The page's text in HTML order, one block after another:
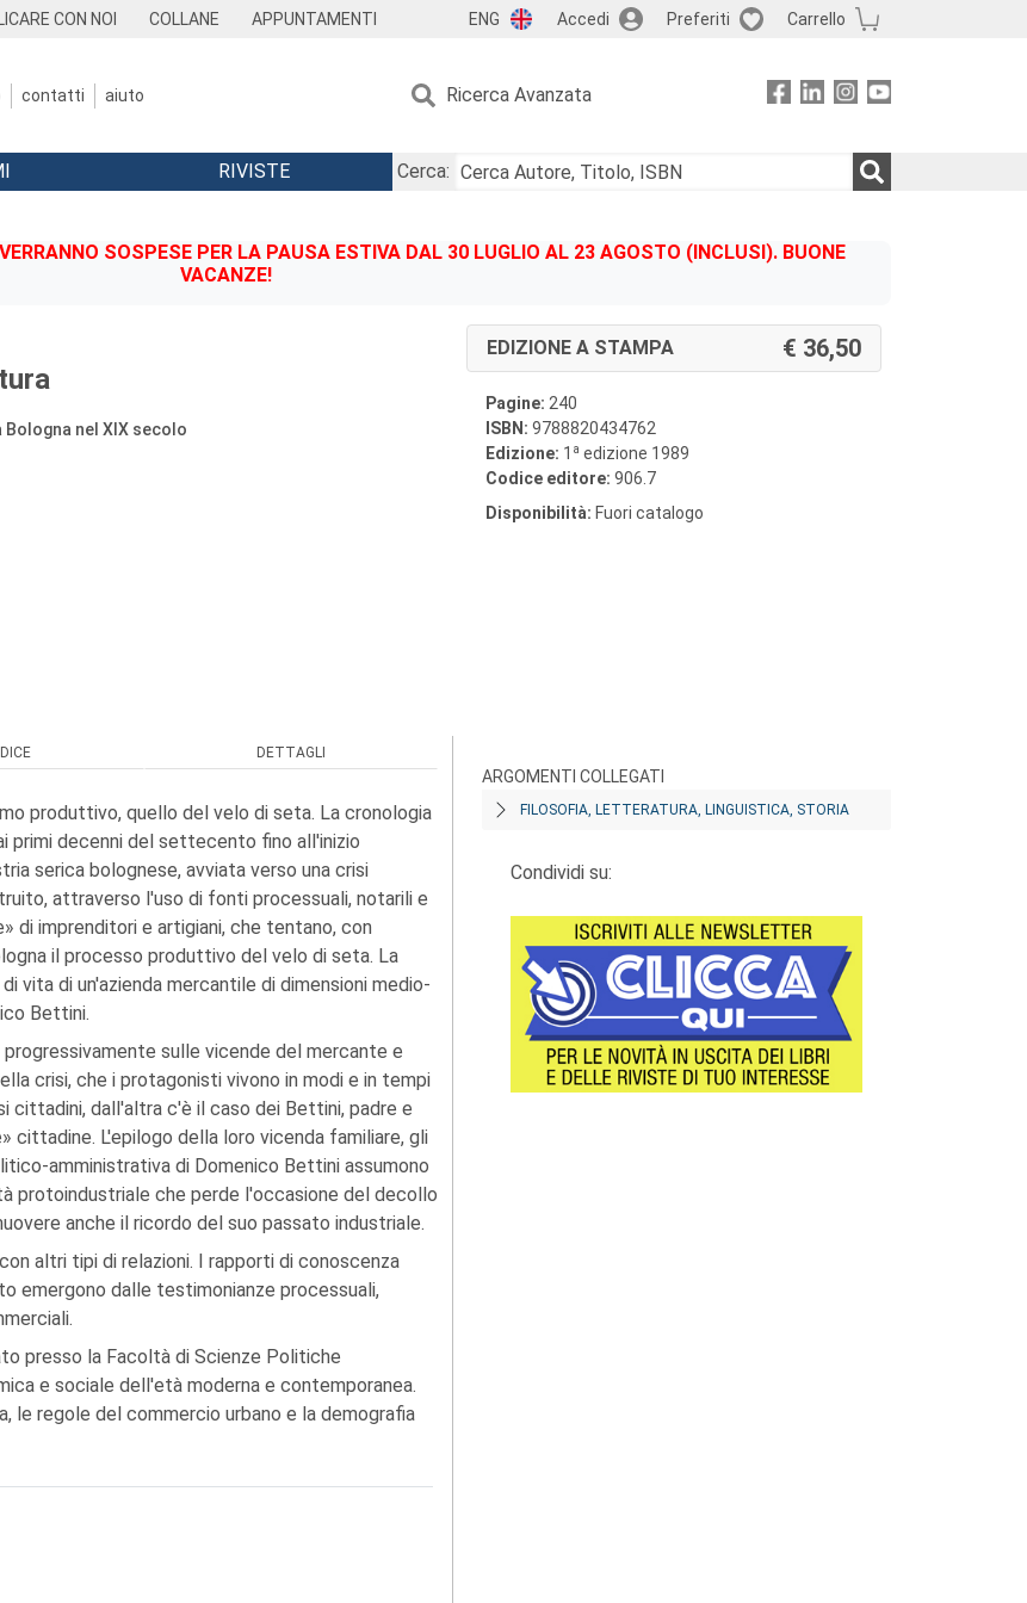
CON NOI COLLANE APPUNTAMENTI ENG Accedi Preferiti Carrello
contatti aiuto Ricerca Avanzata
RIVISTE
Cerca:
SOSPESE PER LA PAUSA ESTIVA DAL 30 LUGLIO AL 23 AGOSTO (INCLUSI). BUONE
VACANZE!
nel XIX secolo
EDIZIONE A STAMPA 36,50
Pagine: 240
ISBN: 9788820434762
Edizione: 1 a edizione 1989
Codice editore: 906.7
Disponibilità: Fuori catalogo
DETTAGLI
produttivo, quello del velo di seta. La cronologia
primi decenni del settecento fino all'inizio
serica bolognese, avviata verso una crisi
attraverso l'uso di fonti processuali, notarili e
di imprenditori e artigiani, che tentano, con
il processo produttivo del velo di seta. La
vita di un'azienda mercantile di dimensioni medio-
Bettini.
sulle vicende del mercante e
crisi, che i protagonisti vivono in modi e in tempi
cittadini, dall'altra c'è il caso dei Bettini, padre e
cittadine. L'epilogo della loro vicenda familiare, gli
amministrativa di Domenico Bettini assumono
protoindustriale che perde l'occasione del decollo
anche il ricordo del suo passato industriale.
altri tipi di relazioni. I rapporti di conoscenza
emergono dalle testimonianze processuali,
presso la Facoltà di Scienze Politiche
e sociale dell'età moderna e contemporanea.
le regole del commercio urbano e la demografia
ARGOMENTI COLLEGATI
FILOSOFIA, LETTERATURA, LINGUISTICA, STORIA
Condividi su: